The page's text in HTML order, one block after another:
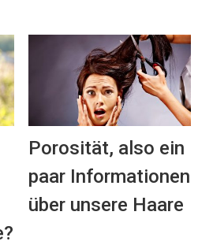
Porosität, also ein
paar Informationen
über unsere Haare